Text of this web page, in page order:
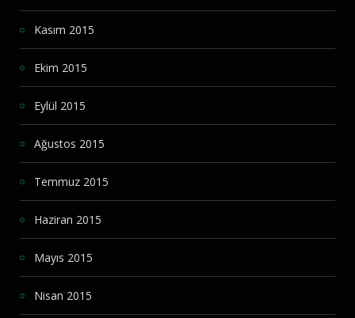
Kasım 2015
Ekim 2015
Eylül 2015
Ağustos 2015
Temmuz 2015
Haziran 2015
Mayıs 2015
Nisan 2015